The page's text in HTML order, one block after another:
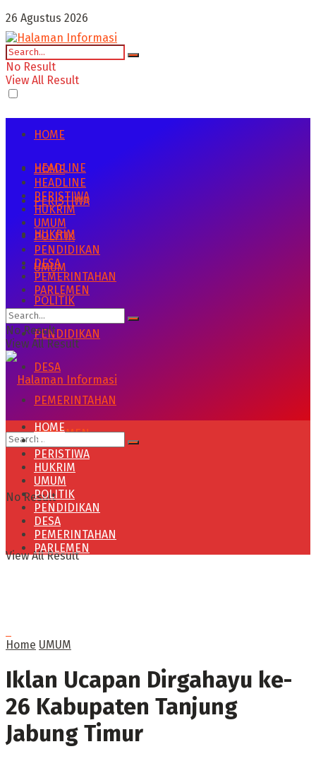
26 Agustus 2026
No Result
View All Result
HOME
HEADLINE
PERISTIWA
HUKRIM
UMUM
POLITIK
PENDIDIKAN
DESA
PEMERINTAHAN
PARLEMEN
HOME
HEADLINE
PERISTIWA
HUKRIM
UMUM
POLITIK
PENDIDIKAN
DESA
PEMERINTAHAN
PARLEMEN
No Result
View All Result
No Result
View All Result
HOME
HEADLINE
PERISTIWA
HUKRIM
UMUM
POLITIK
PENDIDIKAN
DESA
PEMERINTAHAN
PARLEMEN
Home UMUM
Iklan Ucapan Dirgahayu ke-
26 Kabupaten Tanjung
Jabung Timur